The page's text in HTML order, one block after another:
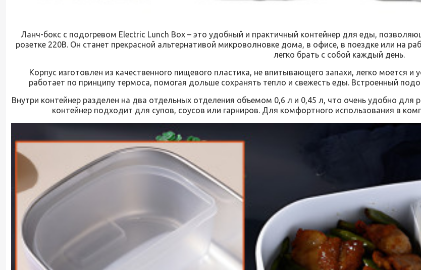
Ланч-бокс с подогревом Electric Lunch Box – это удобный и практичный контейнер для еды,
розетке 220В. Он станет прекрасной альтернативой микроволновке дома, в офисе, в поездке или на
легко брать с собой каждый день.
Корпус изготовлен из качественного пищевого пластика, не впитывающего запахи, легко моется
работает по принципу термоса, помогая дольше сохранять тепло и свежесть еды. Встроенный
Внутри контейнер разделен на два отдельных отделения объемом 0,6 л и 0,45 л, что очень удобно
контейнер подходит для супов, соусов или гарниров. Для комфортного использования в